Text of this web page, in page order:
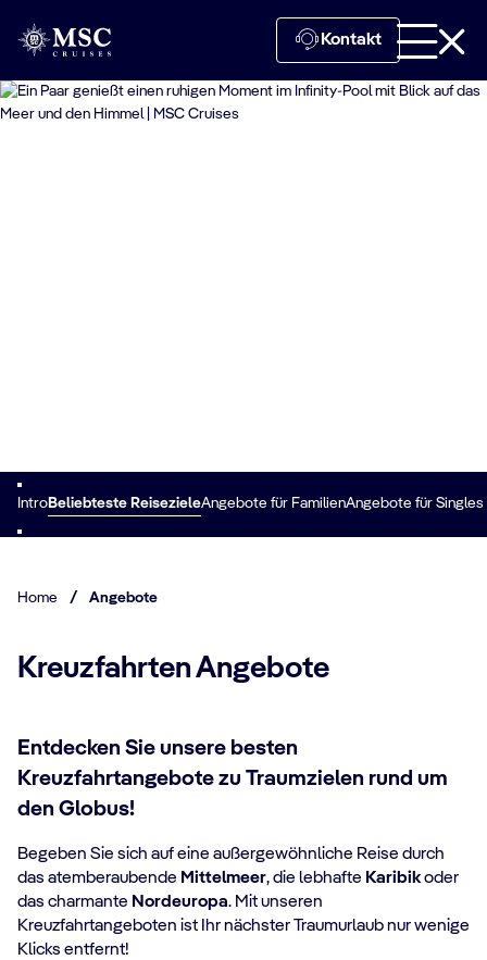
Kontakt
IntroBeliebteste ReisezieleAngebote für FamilienAngebote für Singles
Home / Angebote
Kreuzfahrten Angebote
Entdecken Sie unsere besten
Kreuzfahrtangebote zu Traumzielen rund um
den Globus!
Begeben Sie sich auf eine außergewöhnliche Reise durch
das atemberaubende Mittelmeer, die lebhafte Karibikoder
das charmante Nordeuropa. Mit unseren
Kreuzfahrtangeboten ist Ihr nächster Traumurlaub nur wenige
Klicks entfernt!